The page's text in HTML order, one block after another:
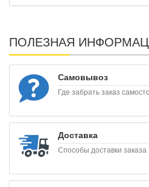
ПОЛЕЗНАЯ
Самовывоз
Где забрать заказ
Доставка
Способы доставки заказа